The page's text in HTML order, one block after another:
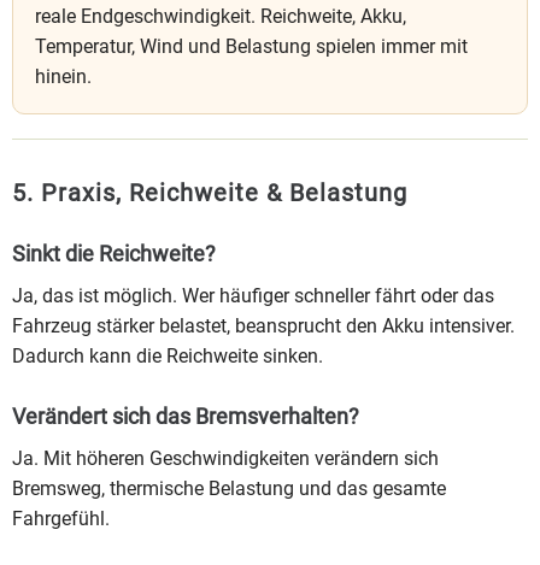
reale Endgeschwindigkeit. Reichweite, Akku,
Temperatur, Wind und Belastung spielen immer mit
hinein.
5. Praxis, Reichweite & Belastung
Sinkt die Reichweite?
Ja, das ist möglich. Wer häufiger schneller fährt oder das
Fahrzeug stärker belastet, beansprucht den Akku intensiver.
Dadurch kann die Reichweite sinken.
Verändert sich das Bremsverhalten?
Ja. Mit höheren Geschwindigkeiten verändern sich
Bremsweg, thermische Belastung und das gesamte
Fahrgefühl.